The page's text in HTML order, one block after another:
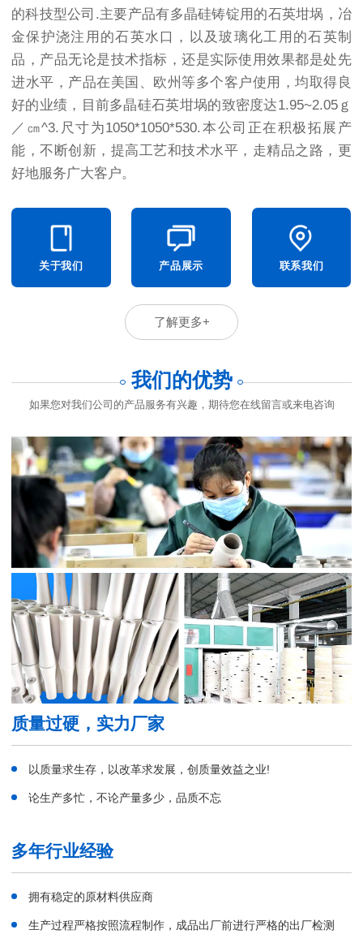
的科技型公司.主要产品有多晶硅铸锭用的石英坩埚 ，冶
金保护浇注用的石英水口，以及玻璃化工用的石英制
品，产品无论是技术指标，还是实际使用效果都是处先
进水平，产品在美国、欧州等多个客户使用，均取得良
好的业绩，目前多晶硅石英坩埚的致密度达1.95~2.05ｇ
／㎝^3.尺寸为1050*1050*530.本公司正在积极拓展产
能，不断创新，提高工艺和技术水平，走精品之路，更
好地服务广大客户。
关于我们 产品展示 联系我们
了解更多+
我们的优势
如果您对我们公司的产品服务有兴趣，期待您在线留言或来电咨询
质量过硬，实力厂家
以质量求生存，以改革求发展，创质量效益之业!
论生产多忙，不论产量多少，品质不忘
多年行业经验
拥有稳定的原材料供应商
生产过程严格按照流程制作，成品出厂前进行严格的出厂检测